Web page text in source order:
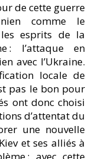
de cette guerre
comme le
esprits de la
: l’attaque en
avec l’Ukraine.
locale de
pas le bon pour
ont donc choisi
d’attentat du
une nouvelle
et ses alliés à
: avec cette